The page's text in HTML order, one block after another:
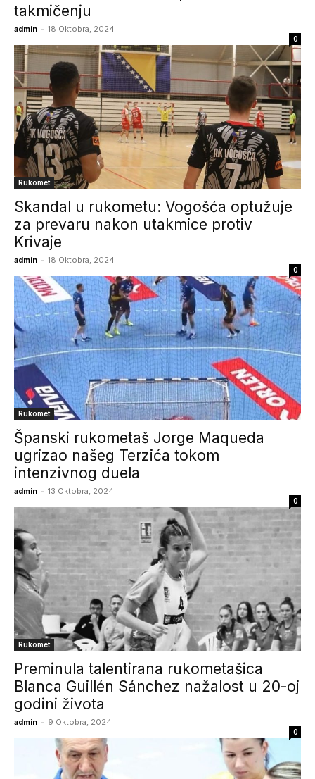
takmičenju
admin - 18 Oktobra, 2024
0
Rukomet
Skandal u rukometu: Vogošća optužuje
za prevaru nakon utakmice protiv
Krivaje
admin - 18 Oktobra, 2024
0
Rukomet
Španski rukometaš Jorge Maqueda
ugrizao našeg Terzića tokom
intenzivnog duela
admin - 13 Oktobra, 2024
0
Rukomet
Preminula talentirana rukometašica
Blanca Guillén Sánchez nažalost u 20-oj
godini života
admin - 9 Oktobra, 2024
0